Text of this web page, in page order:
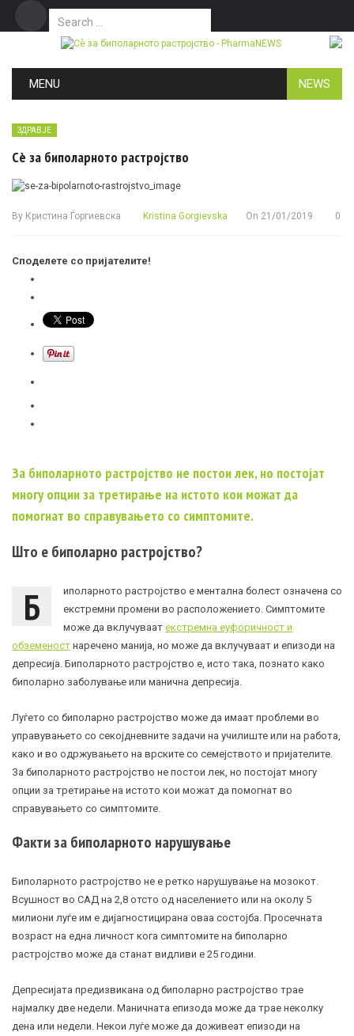
Search for:
MENU NEWS
ЗДРАВЈЕ
Сè за биполарното растројство
By Кристина Ѓоргиевска Kristina Gorgievska On 21/01/2019 0
Споделете со пријателите!
За биполарното растројство не постои лек, но постојат
многу опции за третирање на истото кои можат да
помогнат во справувањето со симптомите.
Што е биполарно растројство?
Б
иполарното растројство е ментална болест означена со
екстремни промени во расположението. Симптомите
може да вклучуваат екстремна еуфоричност и
обземеност наречено манија, но може да вклучуваат и епизоди на
депресија. Биполарното растројство е, исто така, познато како
биполарно заболување или манична депресија.
Луѓето со биполарно растројство може да имаат проблеми во
управувањето со секојдневните задачи на училиште или на работа,
како и во одржувањето на врските со семејството и пријателите.
За биполарното растројство не постои лек, но постојат многу
опции за третирање на истото кои можат да помогнат во
справувањето со симптомите.
Факти за биполарното нарушување
Биполарното растројство не е ретко нарушување на мозокот.
Всушност во САД на 2,8 отсто од населението или на околу 5
милиони луѓе им е дијагностицирана оваа состојба. Просечната
возраст на една личност кога симптомите на биполарно
растројство може да станат видливи е 25 години.
Депресијата предизвикана од биполарно растројство трае
најмалку две недели. Маничната епизода може да трае неколку
дена или недели. Некои луѓе може да доживеат епизоди на